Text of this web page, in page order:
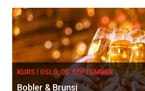
KURS I OSLO, 05. SEPTEMBER
Bobler & Brunsj